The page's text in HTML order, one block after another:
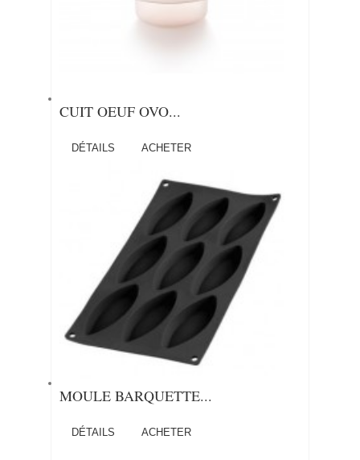
CUIT OEUF OVO...
DÉTAILS ACHETER
MOULE BARQUETTE...
DÉTAILS ACHETER